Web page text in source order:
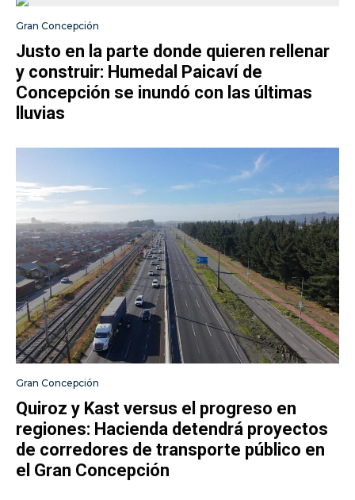
Gran Concepción
Justo en la parte donde quieren rellenar
y construir: Humedal Paicaví de
Concepción se inundó con las últimas
lluvias
Gran Concepción
Quiroz y Kast versus el progreso en
regiones: Hacienda detendrá proyectos
de corredores de transporte público en
el Gran Concepción